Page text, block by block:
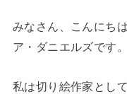
みなさん、こんにち
ア・ダニエルズです。
私は切り絵作家とし